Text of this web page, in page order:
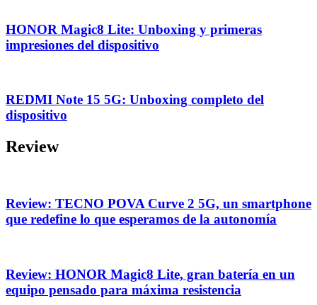
HONOR Magic8 Lite: Unboxing y primeras
impresiones del dispositivo
REDMI Note 15 5G: Unboxing completo del
dispositivo
Review
Review: TECNO POVA Curve 2 5G, un smartphone
que redefine lo que esperamos de la autonomía
Review: HONOR Magic8 Lite, gran batería en un
equipo pensado para máxima resistencia